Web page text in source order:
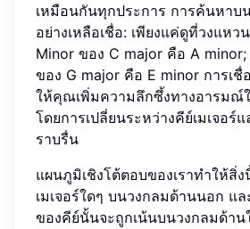
เหมือนกันทุกประการ การค้นหาบ
อย่างเหลือเชื่อ: เพียงแค่ดูที่วงแหว
Minor ของ C major คือ A
ของ G major คือ E minor การเ
ให้คุณเพิ่มความลึกซึ้งทางอารม
โดยการเปลี่ยนระหว่างคีย์เมเจอร์
ราบรื่น
แผนภูมิเชิงโต้ตอบของเราทำให้สิ่
เมเจอร์ใดๆ บนวงกลมด้านนอก แ
ของคีย์นั้นจะถูกเน้นบนวงกลมด้า